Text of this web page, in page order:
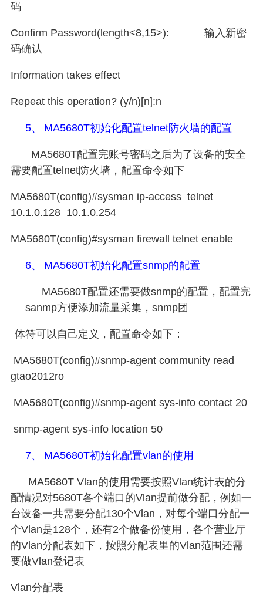
码
Confirm Password(length<8,15>): 输入新密
码确认
Information takes effect
Repeat this operation? (y/n)[n]:n
5、 MA5680T初始化配置telnet防火墙的配置
MA5680T配置完账号密码之后为了设备的安全
需要配置telnet防火墙，配置命令如下
MA5680T(config)#sysman ip-access telnet
10.1.0.128 10.1.0.254
MA5680T(config)#sysman firewall telnet enable
6、 MA5680T初始化配置snmp的配置
MA5680T配置还需要做snmp的配置，配置完
sanmp方便添加流量采集， snmp团
体符可以自己定义，配置命令如下：
MA5680T(config)#snmp-agent community read
gtao2012ro
MA5680T(config)#snmp-agent sys-info contact 20
snmp-agent sys-info location 50
7、 MA5680T初始化配置vlan的使用
MA5680T Vlan的使用需要按照Vlan统计表的分
配情况对5680T各个端口的Vlan提前做分配，例如一
台设备一共需要分配130个Vlan ，对每个端口分配一
个Vlan是128个，还有2个做备份使用，各个营业厅
的Vlan分配表如下，按照分配表里的Vlan范围还需
要做Vlan登记表
Vlan分配表